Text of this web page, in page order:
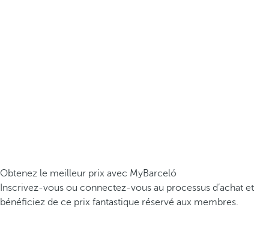
Obtenez le meilleur prix avec MyBarceló
Inscrivez-vous ou connectez-vous au processus d’achat et
bénéficiez de ce prix fantastique réservé aux membres.